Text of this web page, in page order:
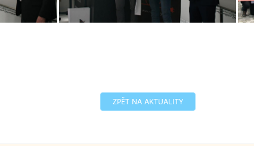
ZPĚT NA AKTUALITY